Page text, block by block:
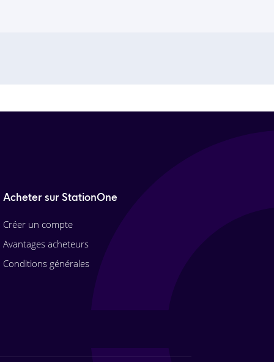
Acheter sur StationOne
Créer un compte
Avantages acheteurs
Conditions générales